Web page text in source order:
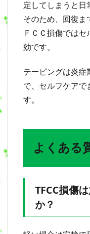
定してしまうと日
そのため、回復ま
ＦＣＣ損傷では
効です。
テーピングは炎症
で、セルフケアで
す。
よくある
TFCC損傷
か？